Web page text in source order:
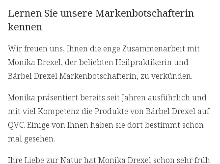
Lernen Sie unsere Markenbotschafterin
kennen
Wir freuen uns, Ihnen die enge Zusammenarbeit mit
Monika Drexel, der beliebten Heilpraktikerin und
Bärbel Drexel Markenbotschafterin, zu verkünden.
Monika präsentiert bereits seit Jahren ausführlich und
mit viel Kompetenz die Produkte von Bärbel Drexel auf
QVC. Einige von Ihnen haben sie dort bestimmt schon
mal gesehen.
Ihre Liebe zur Natur hat Monika Drexel schon sehr früh